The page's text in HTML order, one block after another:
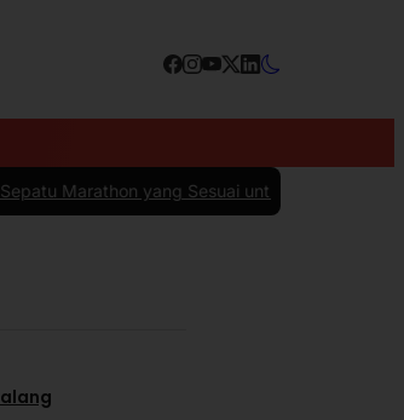
Sesuai untuk Menunjang Kenyamanan dan